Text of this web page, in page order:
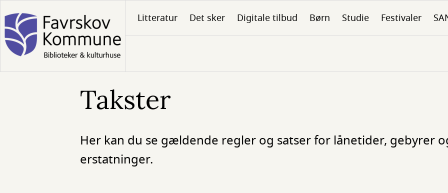
til
hovedindhold
Litteratur Det sker Digitale tilbud Børn Studie Festivaler
Takster
Her kan du se gældende regler og satser for lånetider, gebyrer
erstatninger.